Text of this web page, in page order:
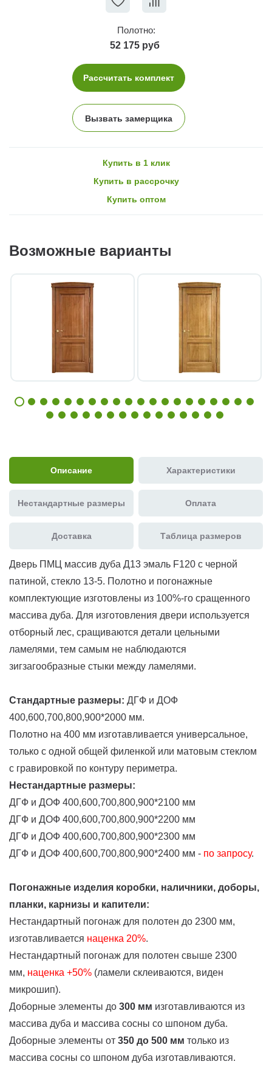
Полотно:
52 175 руб
Рассчитать комплект
Вызвать замерщика
Купить в 1 клик
Купить в рассрочку
Купить оптом
Возможные варианты
Описание Характеристики
Нестандартные размеры Оплата
Доставка Таблица размеров
Дверь ПМЦ массив дуба Д13 эмаль F120 с черной
патиной, стекло 13-5. Полотно и погонажные
комплектующие изготовлены из 100%-го сращенного
массива дуба. Для изготовления двери используется
отборный лес, сращиваются детали цельными
ламелями, тем самым не наблюдаются
зигзагообразные стыки между ламелями.
Стандартные размеры: ДГФ и ДОФ
400,600,700,800,900*2000 мм.
Полотно на 400 мм изготавливается универсальное,
только с одной общей филенкой или матовым стеклом
с гравировкой по контуру периметра.
Нестандартные размеры:
ДГФ и ДОФ 400,600,700,800,900*2100 мм
ДГФ и ДОФ 400,600,700,800,900*2200 мм
ДГФ и ДОФ 400,600,700,800,900*2300 мм
ДГФ и ДОФ 400,600,700,800,900*2400 мм - по запросу.
Погонажные изделия коробки, наличники, доборы,
планки, карнизы и капители:
Нестандартный погонаж для полотен до 2300 мм,
изготавливается наценка 20%.
Нестандартный погонаж для полотен свыше 2300
мм, наценка +50% (ламели склеиваются, виден
микрошип).
Доборные элементы до 300 мм изготавливаются из
массива дуба и массива сосны со шпоном дуба.
Доборные элементы от 350 до 500 мм только из
массива сосны со шпоном дуба изготавливаются.